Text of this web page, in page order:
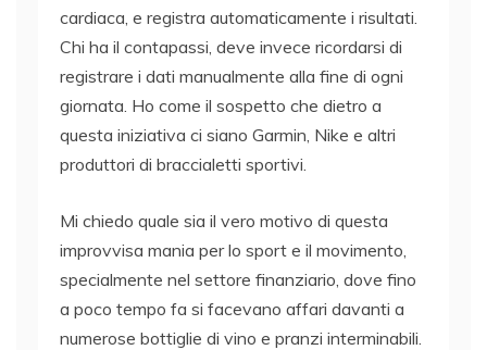
cardiaca, e registra automaticamente i risultati.
Chi ha il contapassi, deve invece ricordarsi di
registrare i dati manualmente alla fine di ogni
giornata. Ho come il sospetto che dietro a
questa iniziativa ci siano Garmin, Nike e altri
produttori di braccialetti sportivi.
Mi chiedo quale sia il vero motivo di questa
improvvisa mania per lo sport e il movimento,
specialmente nel settore finanziario, dove fino
a poco tempo fa si facevano affari davanti a
numerose bottiglie di vino e pranzi interminabili.